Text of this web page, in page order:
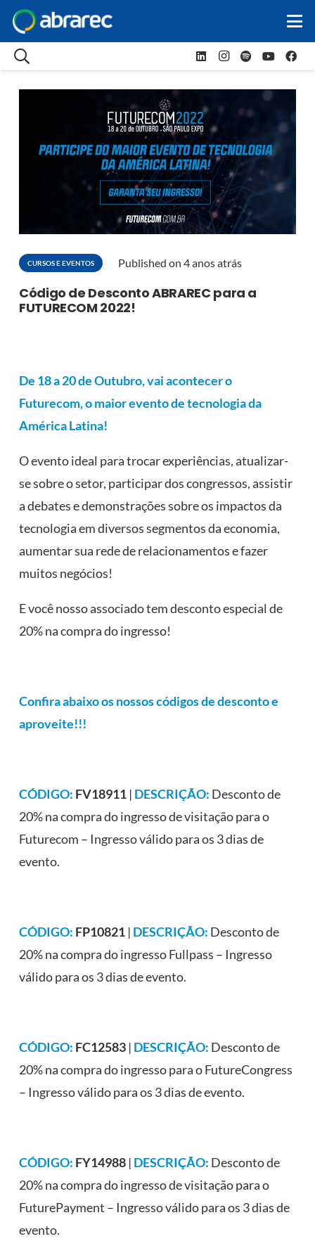
CURSOS E EVENTOS Published on 4 anos atrás
Código de Desconto ABRAREC para a
FUTURECOM 2022!
De 18 a 20 de Outubro, vai acontecer o
Futurecom, o maior evento de tecnologia da
América Latina!
O evento ideal para trocar experiências, atualizar-
se sobre o setor, participar dos congressos, assistir
a debates e demonstrações sobre os impactos da
tecnologia em diversos segmentos da economia,
aumentar sua rede de relacionamentos e fazer
muitos negócios!
E você nosso associado tem desconto especial de
20% na compra do ingresso!
Confira abaixo os nossos códigos de desconto e
aproveite!!!
CÓDIGO: FV18911 | DESCRIÇÃO: Desconto de
20% na compra do ingresso de visitação para o
Futurecom – Ingresso válido para os 3 dias de
evento.
CÓDIGO: FP10821 | DESCRIÇÃO: Desconto de
20% na compra do ingresso Fullpass – Ingresso
válido para os 3 dias de evento.
CÓDIGO: FC12583 | DESCRIÇÃO: Desconto de
20% na compra do ingresso para o FutureCongress
– Ingresso válido para os 3 dias de evento.
CÓDIGO: FY14988 | DESCRIÇÃO: Desconto de
20% na compra do ingresso de visitação para o
FuturePayment – Ingresso válido para os 3 dias de
evento.